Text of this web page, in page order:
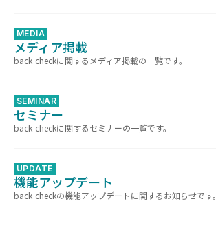
MEDIA
メディア掲載
back checkに関するメディア掲載の一覧です。
SEMINAR
セミナー
back checkに関するセミナーの一覧です。
UPDATE
機能アップデート
back checkの機能アップデートに関するお知らせです。